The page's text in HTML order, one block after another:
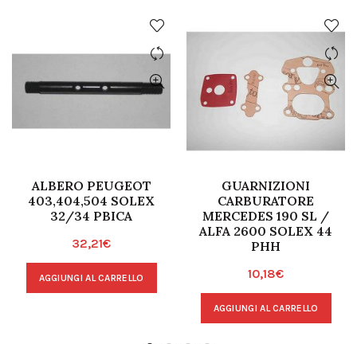
ALBERO PEUGEOT
403,404,504 SOLEX
32/34 PBICA
32,21€
AGGIUNGI AL CARRELLO
GUARNIZIONI
CARBURATORE
MERCEDES 190 SL /
ALFA 2600 SOLEX 44
PHH
10,18€
AGGIUNGI AL CARRELLO